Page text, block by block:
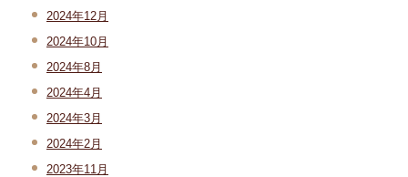
2024年12月
2024年10月
2024年8月
2024年4月
2024年3月
2024年2月
2023年11月